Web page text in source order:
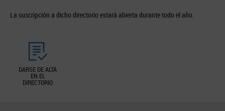
La suscripción a dicho directorio estará abierta durante todo el año.
DARSE DE ALTA
EN EL
DIRECTORIO